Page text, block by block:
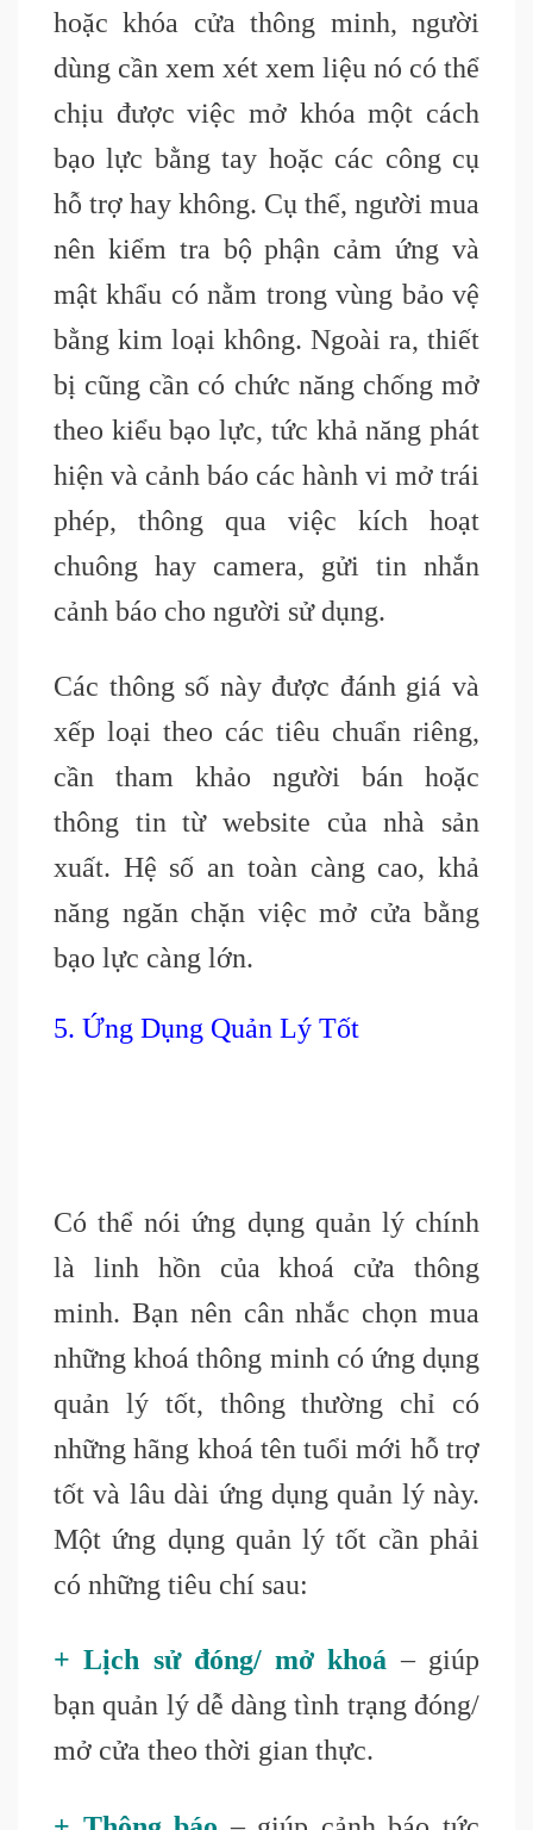
hoặc khóa cửa thông minh, người
dùng cần xem xét xem liệu nó có thể
chịu được việc mở khóa một cách
bạo lực bằng tay hoặc các công cụ
hỗ trợ hay không. Cụ thể, người mua
nên kiểm tra bộ phận cảm ứng và
mật khẩu có nằm trong vùng bảo vệ
bằng kim loại không. Ngoài ra, thiết
bị cũng cần có chức năng chống mở
theo kiểu bạo lực, tức khả năng phát
hiện và cảnh báo các hành vi mở trái
phép, thông qua việc kích hoạt
chuông hay camera, gửi tin nhắn
cảnh báo cho người sử dụng.
Các thông số này được đánh giá và
xếp loại theo các tiêu chuẩn riêng,
cần tham khảo người bán hoặc
thông tin từ website của nhà sản
xuất. Hệ số an toàn càng cao, khả
năng ngăn chặn việc mở cửa bằng
bạo lực càng lớn.
5. Ứng Dụng Quản Lý Tốt
Có thể nói ứng dụng quản lý chính
là linh hồn của khoá cửa thông
minh. Bạn nên cân nhắc chọn mua
những khoá thông minh có ứng dụng
quản lý tốt, thông thường chỉ có
những hãng khoá tên tuổi mới hỗ trợ
tốt và lâu dài ứng dụng quản lý này.
Một ứng dụng quản lý tốt cần phải
có những tiêu chí sau:
+ Lịch sử đóng/ mở khoá – giúp
bạn quản lý dễ dàng tình trạng đóng/
mở cửa theo thời gian thực.